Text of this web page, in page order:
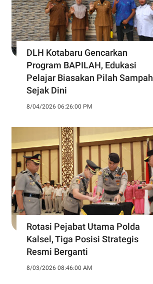
DLH Kotabaru Gencarkan
Program BAPILAH, Edukasi
Pelajar Biasakan Pilah Sampah
Sejak Dini
8/04/2026 06:26:00 PM
Rotasi Pejabat Utama Polda
Kalsel, Tiga Posisi Strategis
Resmi Berganti
8/03/2026 08:46:00 AM